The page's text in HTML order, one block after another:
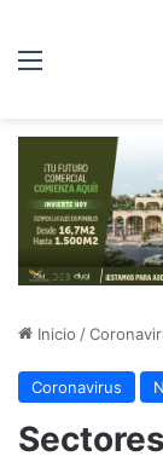
Menú
Inicio /
Coronavirus